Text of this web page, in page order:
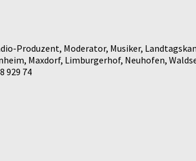
Produzent, Moderator, Musiker,
Maxdorf, Limburgerhof, Neuhofen,
929 74